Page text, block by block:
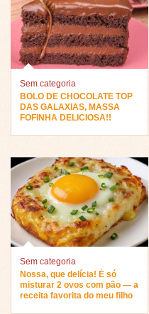
Sem categoria
BOLO DE CHOCOLATE TOP
DAS GALAXIAS, MASSA
FOFINHA DELICIOSA!!
Sem categoria
Nossa, que delícia! É só
misturar 2 ovos com pão — a
receita favorita do meu filho